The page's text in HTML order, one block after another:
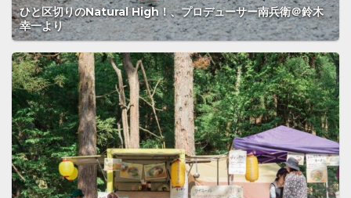
ひと区切りのNatural High！、プロデューサー南兵衛＠鈴木
幸一より